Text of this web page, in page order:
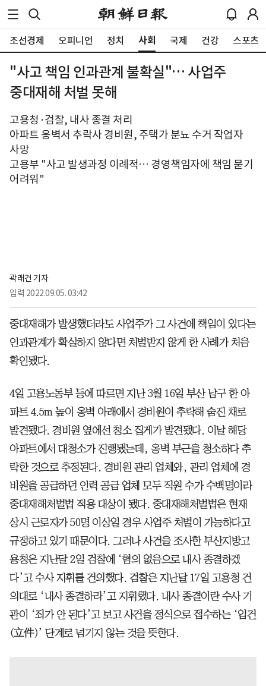
조선경제 오피니언 정치 사회 국제 건강 스포츠
"사고 책임 인과관계 불확실"… 사업주
중대재해 처벌 못해
고용청·검찰, 내사 종결 처리
아파트 옹벽서 추락사 경비원, 주택가 분뇨 수거 작업자
사망
고용부 "사고 발생과정 이례적… 경영책임자에 책임 묻기
어려워"
곽래건 기자
입력 2022.09.05. 03:42
중대재해가 발생했더라도 사업주가 그 사건에 책임이 있다는
인과관계가 확실하지 않다면 처벌받지 않게 한 사례가 처음
확인됐다.
4일 고용노동부 등에 따르면 지난 3월 16일 부산 남구 한 아
파트 4.5m 높이 옹벽 아래에서 경비원이 추락해 숨진 채로
발견됐다. 경비원 옆에선 청소 집게가 발견됐다. 이날 해당
아파트에서 대청소가 진행됐는데, 옹벽 부근을 청소하다 추
락한 것으로 추정된다. 경비원 관리 업체와, 관리 업체에 경
비원을 공급하던 인력 공급 업체 모두 직원 수가 수백명이라
중대재해처벌법 적용 대상이 됐다. 중대재해처벌법은 현재
상시 근로자가 50명 이상일 경우 사업주 처벌이 가능하다고
규정하고 있기 때문이다. 그러나 사건을 조사한 부산지방고
용청은 지난달 2일 검찰에 ‘혐의 없음으로 내사 종결하겠
다’고 수사 지휘를 건의했다. 검찰은 지난달 17일 고용청 건
의대로 ‘내사 종결하라’고 지휘했다. 내사 종결이란 수사 기
관이 ‘죄가 안 된다’고 보고 사건을 정식으로 접수하는 ‘입건
(立件)’ 단계로 넘기지 않는 것을 뜻한다.